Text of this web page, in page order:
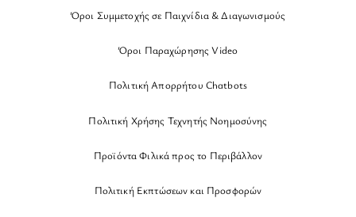
Όροι Συμμετοχής σε Παιχνίδια & Διαγωνισμούς
Όροι Παραχώρησης Video
Πολιτική Απορρήτου Chatbots
Πολιτική Χρήσης Τεχνητής Νοημοσύνης
Προϊόντα Φιλικά προς το Περιβάλλον
Πολιτική Εκπτώσεων και Προσφορών